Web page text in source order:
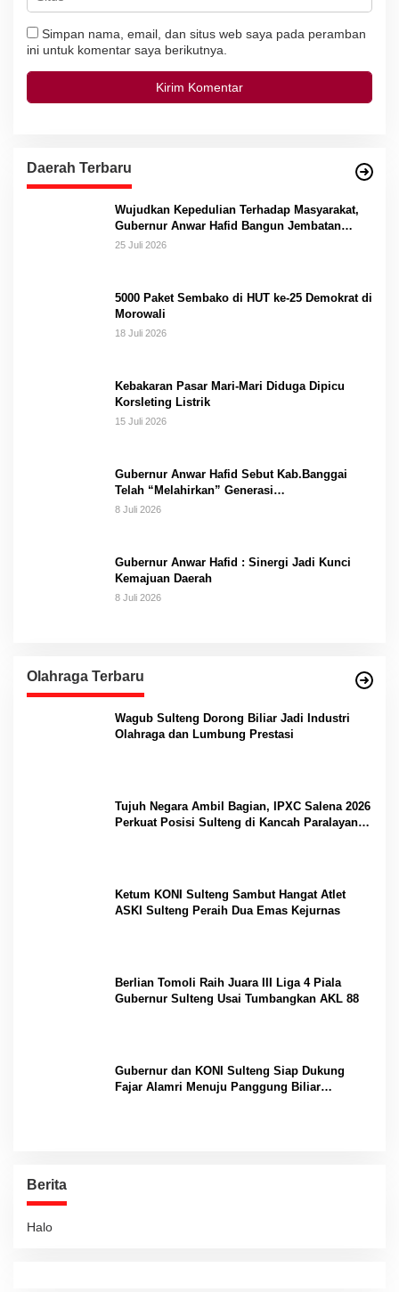
Simpan nama, email, dan situs web saya pada peramban
ini untuk komentar saya berikutnya.
Daerah Terbaru
Wujudkan Kepedulian Terhadap Masyarakat,
Gubernur Anwar Hafid Bangun Jembatan
Gantung Masungkang dengan Dana Pribadi
25 Juli 2026
5000 Paket Sembako di HUT ke-25 Demokrat di
Morowali
18 Juli 2026
Kebakaran Pasar Mari-Mari Diduga Dipicu
Korsleting Listrik
15 Juli 2026
Gubernur Anwar Hafid Sebut Kab.Banggai
Telah “Melahirkan” Generasi…
8 Juli 2026
Gubernur Anwar Hafid : Sinergi Jadi Kunci
Kemajuan Daerah
8 Juli 2026
Olahraga Terbaru
Wagub Sulteng Dorong Biliar Jadi Industri
Olahraga dan Lumbung Prestasi
Tujuh Negara Ambil Bagian, IPXC Salena 2026
Perkuat Posisi Sulteng di Kancah Paralayang
Ketum KONI Sulteng Sambut Hangat Atlet
ASKI Sulteng Peraih Dua Emas Kejurnas
Berlian Tomoli Raih Juara III Liga 4 Piala
Gubernur Sulteng Usai Tumbangkan AKL 88
Gubernur dan KONI Sulteng Siap Dukung
Fajar Alamri Menuju Panggung Biliar
Berita
Halo